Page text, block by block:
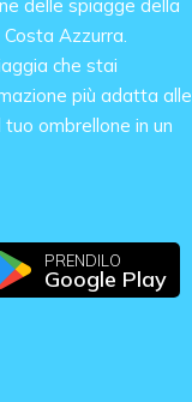
delle spiagge della
Azzurra.
che stai
più adatta alle
ombrellone in un
PRENDILO
Google Play